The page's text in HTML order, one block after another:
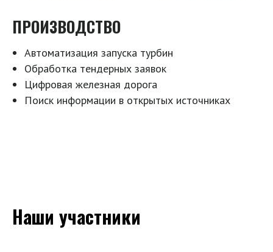
ПРОИЗВОДСТВО
Автоматизация запуска турбин
Обработка тендерных заявок
Цифровая железная дорога
Поиск информации в открытых источниках
Наши участники